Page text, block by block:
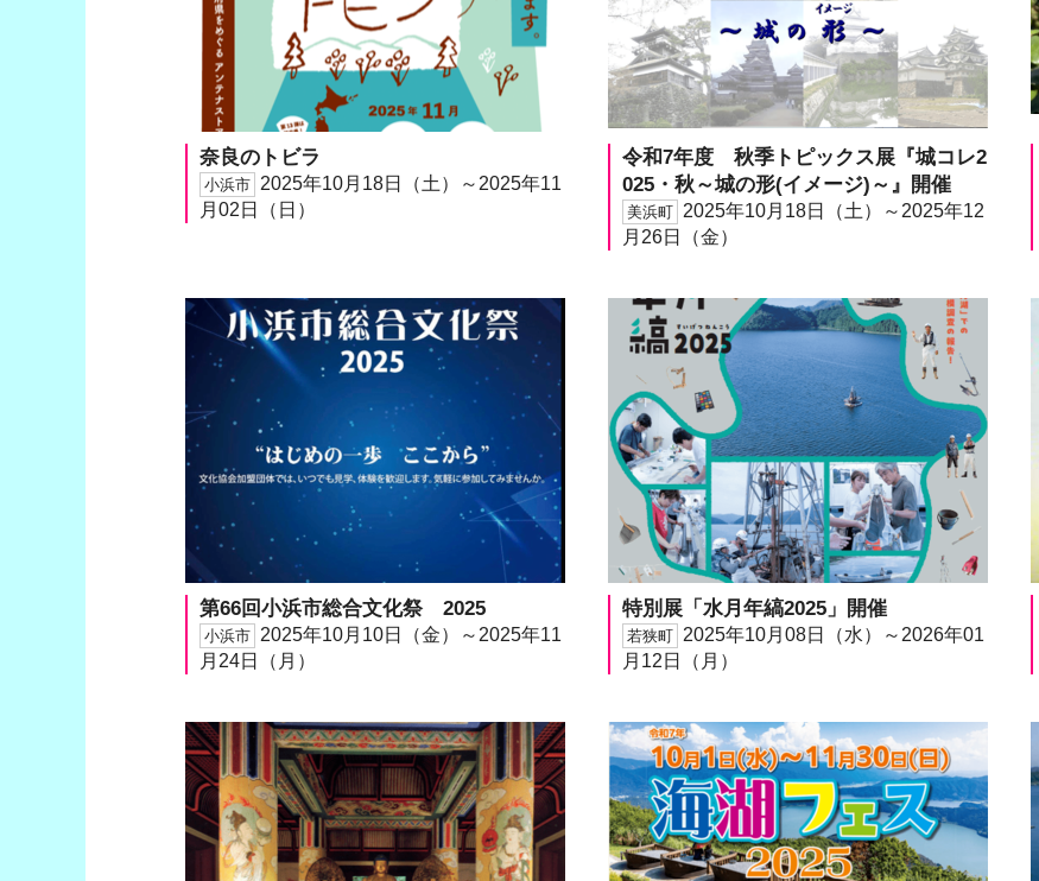
奈良のトビラ
小浜市 2025年10月18日（土）～2025年11
月02日（日）
令和7年度 秋季トピックス展『城コレ2
025・秋～城の形(イメージ)～』開催
美浜町 2025年10月18日（土）～2025年12
月26日（金）
第66回小浜市総合文化祭 2025
小浜市 2025年10月10日（金）～2025年11
月24日（月）
特別展「水月年縞2025」開催
若狭町 2025年10月08日（水）～2026年01
月12日（月）